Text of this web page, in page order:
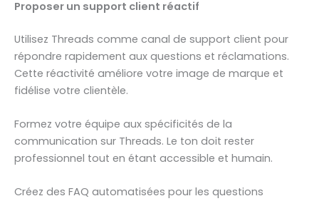
Proposer un support client réactif
Utilisez Threads comme canal de support client pour
répondre rapidement aux questions et réclamations.
Cette réactivité améliore votre image de marque et
fidélise votre clientèle.
Formez votre équipe aux spécificités de la
communication sur Threads. Le ton doit rester
professionnel tout en étant accessible et humain.
Créez des FAQ automatisées pour les questions